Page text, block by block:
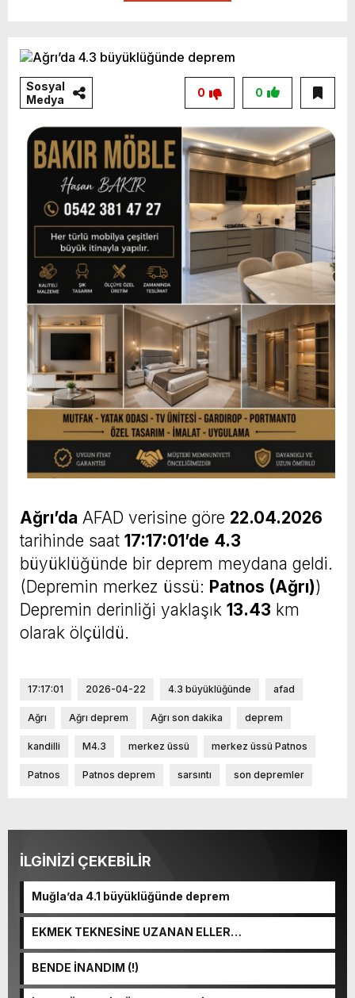
Sosyal
Medya
0
0
Ağrı’da AFAD verisine göre 22.04.2026
tarihinde saat 17:17:01’de 4.3
büyüklüğünde bir deprem meydana geldi.
(Depremin merkez üssü: Patnos (Ağrı))
Depremin derinliği yaklaşık 13.43 km
olarak ölçüldü.
17:17:01 2026-04-22 4.3 büyüklüğünde afad
Ağrı Ağrı deprem Ağrı son dakika deprem
kandilli M4.3 merkez üssü merkez üssü Patnos
Patnos Patnos deprem sarsıntı son depremler
İLGİNİZİ ÇEKEBİLİR
Muğla’da 4.1 büyüklüğünde deprem
EKMEK TEKNESİNE UZANAN ELLER…
BENDE İNANDIM (!)